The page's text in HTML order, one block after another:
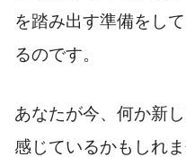
を踏み出す準備をし
るのです。
あなたが今、何か新
感じているかもしれ